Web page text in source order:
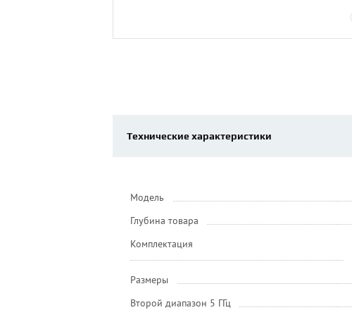
Технические характеристики
Модель
Глубина товара
Комплектация
Размеры
Второй диапазон 5 ГГц